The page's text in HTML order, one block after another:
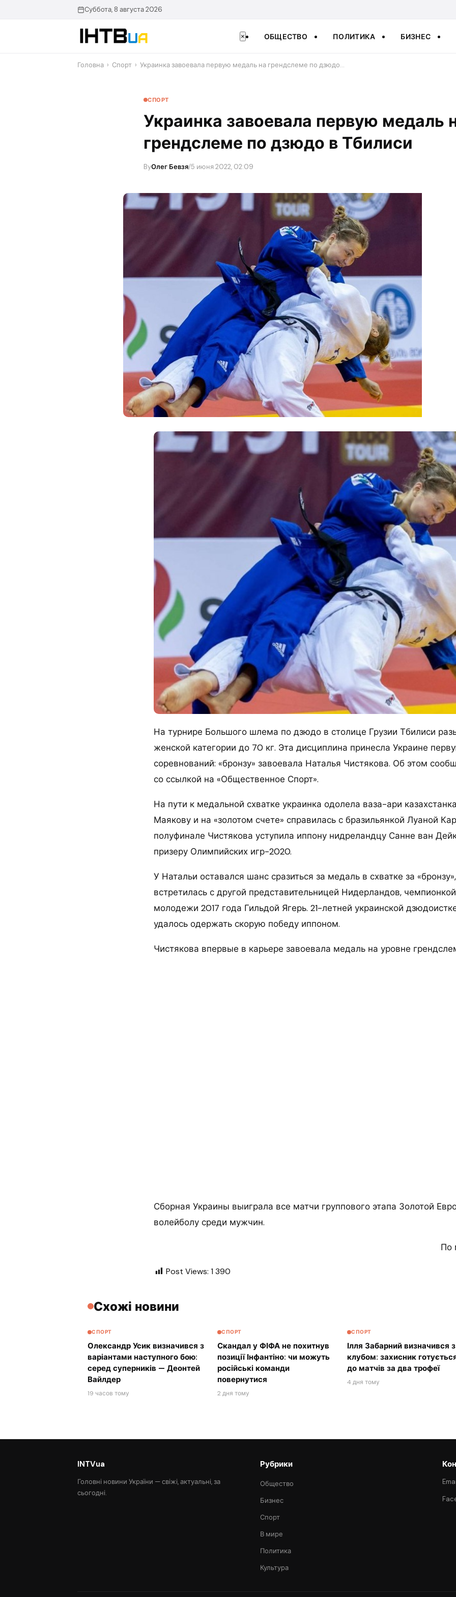
Суббота, 8 августа 2026
× ОБЩЕСТВО ПОЛИТИКА БИЗНЕС
Головна › Спорт › Украинка завоевала первую медаль на грендслеме по дзюдо…
СПОРТ
Украинка завоевала первую медаль
грендслеме по дзюдо в Тбилиси
ByОлег Бевзя/5 июня 2022, 02:09
На турнире Большого шлема по дзюдо в столице Грузии Тбилиси
женской категории до 70 кг. Эта дисциплина принесла Украине
соревнований: «бронзу» завоевала Наталья Чистякова. Об этом
со ссылкой на «Общественное Спорт».
На пути к медальной схватке украинка одолела ваза-ари
Маякову и на «золотом счете» справилась с бразильянкой Луаной
полуфинале Чистякова уступила иппону нидреландцу Санне ван
призеру Олимпийских игр-2020.
У Натальи оставался шанс сразиться за медаль в схватке за
встретилась с другой представительницей Нидерландов,
молодежи 2017 года Гильдой Ягерь. 21-летней украинской
удалось одержать скорую победу иппоном.
Чистякова впервые в карьере завоевала медаль на уровне
Сборная Украины выиграла все матчи группового этапа Золотой
волейболу среди мужчин.
По
Post Views: 1 390
Схожі новини
СПОРТ
Олександр Усик визначився з
варіантами наступного бою:
серед суперників — Деонтей
Вайлдер
19 часов тому
СПОРТ
Скандал у ФІФА не похитнув
позиції Інфантіно: чи можуть
російські команди
повернутися
2 дня тому
СПОРТ
Ілля Забарний визначився з
клубом: захисник
до матчів за два трофеї
4 дня тому
INTVua
Головні новини України — свіжі, актуальні, за
сьогодні.
Рубрики
Общество
Бизнес
Спорт
В мире
Политика
Культура